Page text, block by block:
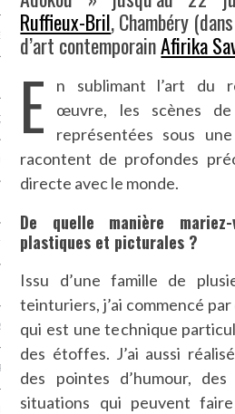
EN VOD
Ruffieux-Bril, Chambéry
d’art contemporainAfirika
E
n sublimant l’art du
œuvre, les scènes
représentées sous
racontent de profondes
directe avec le monde.
De quelle manière
plastiques et picturales ?
Issu d’une famille de
teinturiers, j’ai commencé
qui est une technique
des étoffes. J’ai aussi
des pointes d’humour,
situations qui peuvent